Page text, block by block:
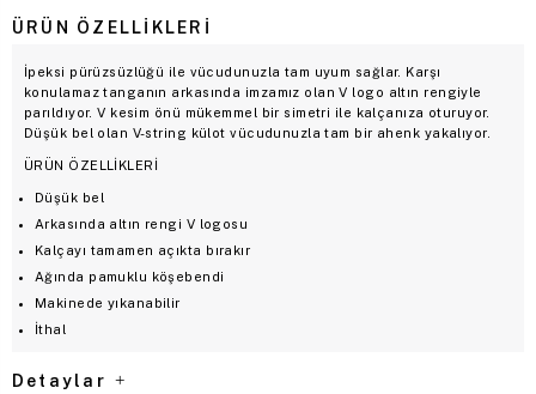
ÜRÜN ÖZELLIKLERI
İpeksi pürüzsüzlüğü ile vücudunuzla tam uyum sağlar. Karşı
konulamaz tanganın arkasında imzamız olan V logo altın rengiyle
parıldıyor. V kesim önü mükemmel bir simetri ile kalçanıza oturuyor.
Düşük bel olan V-string külot vücudunuzla tam bir ahenk yakalıyor.
ÜRÜN ÖZELLİKLERİ
Düşük bel
Arkasında altın rengi V logosu
Kalçayı tamamen açıkta bırakır
Ağında pamuklu köşebendi
Makinede yıkanabilir
İthal
Detaylar